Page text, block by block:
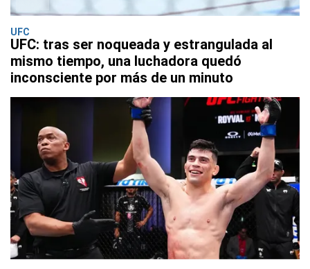
UFC
UFC: tras ser noqueada y estrangulada al
mismo tiempo, una luchadora quedó
inconsciente por más de un minuto